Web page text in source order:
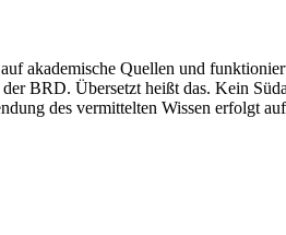
akademische Quellen und
BRD. Übersetzt heißt das. Kein
des vermittelten Wissen erfolgt